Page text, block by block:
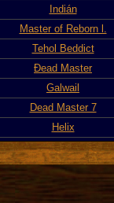
Indián
Master of Reborn l.
Tehol Beddict
Đead Master
Galwail
Dead Master 7
Helix